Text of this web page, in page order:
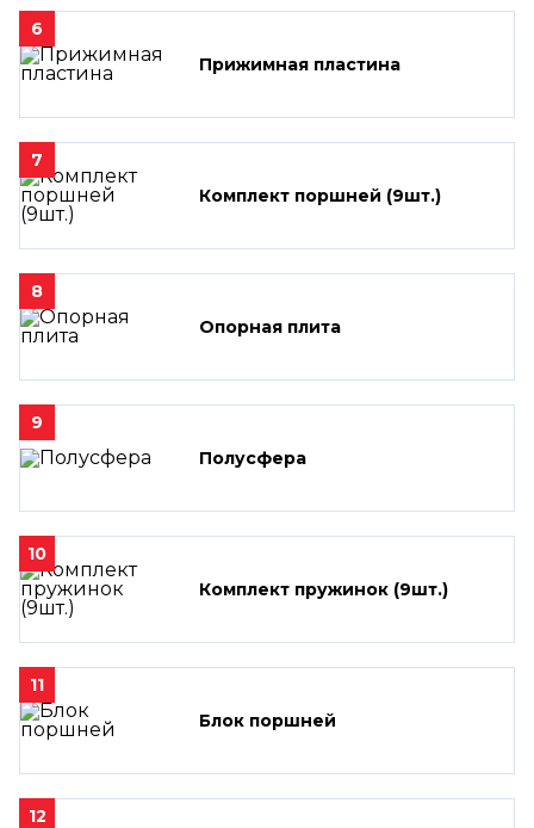
6
Прижимная пластина
7
Комплект поршней (9шт.)
8
Опорная плита
9
Полусфера
10
Комплект пружинок (9шт.)
11
Блок поршней
12